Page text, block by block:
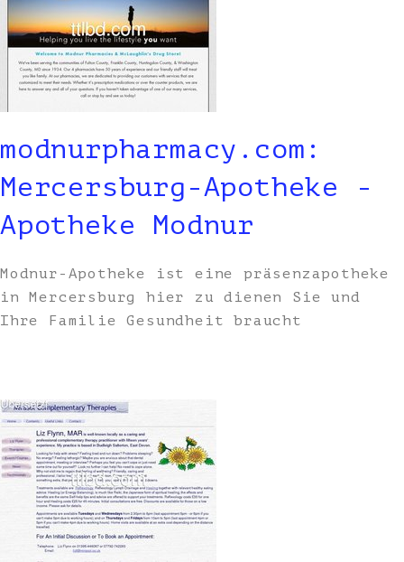
modnurpharmacy.com:
Mercersburg-Apotheke -
Apotheke Modnur
Modnur-Apotheke ist eine präsenzapotheke
in Mercersburg hier zu dienen Sie und
Ihre Familie Gesundheit braucht